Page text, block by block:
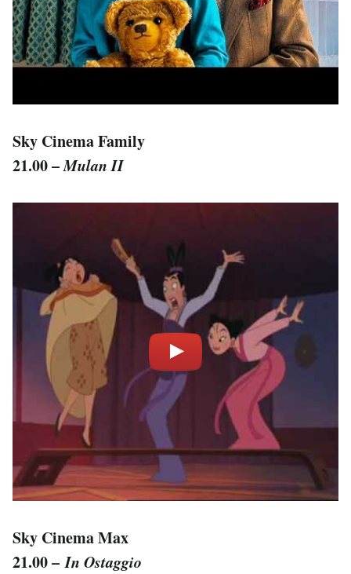
Sky Cinema Family
21.00 –Mulan II
Sky Cinema Max
21.00 –In Ostaggio